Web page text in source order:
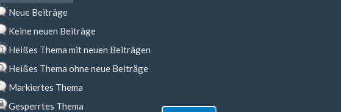
Neue Beiträge
Keine neuen Beiträge
Heißes Thema mit neuen Beiträgen
Heißes Thema ohne neue Beiträge
Markiertes Thema
Gesperrtes Thema